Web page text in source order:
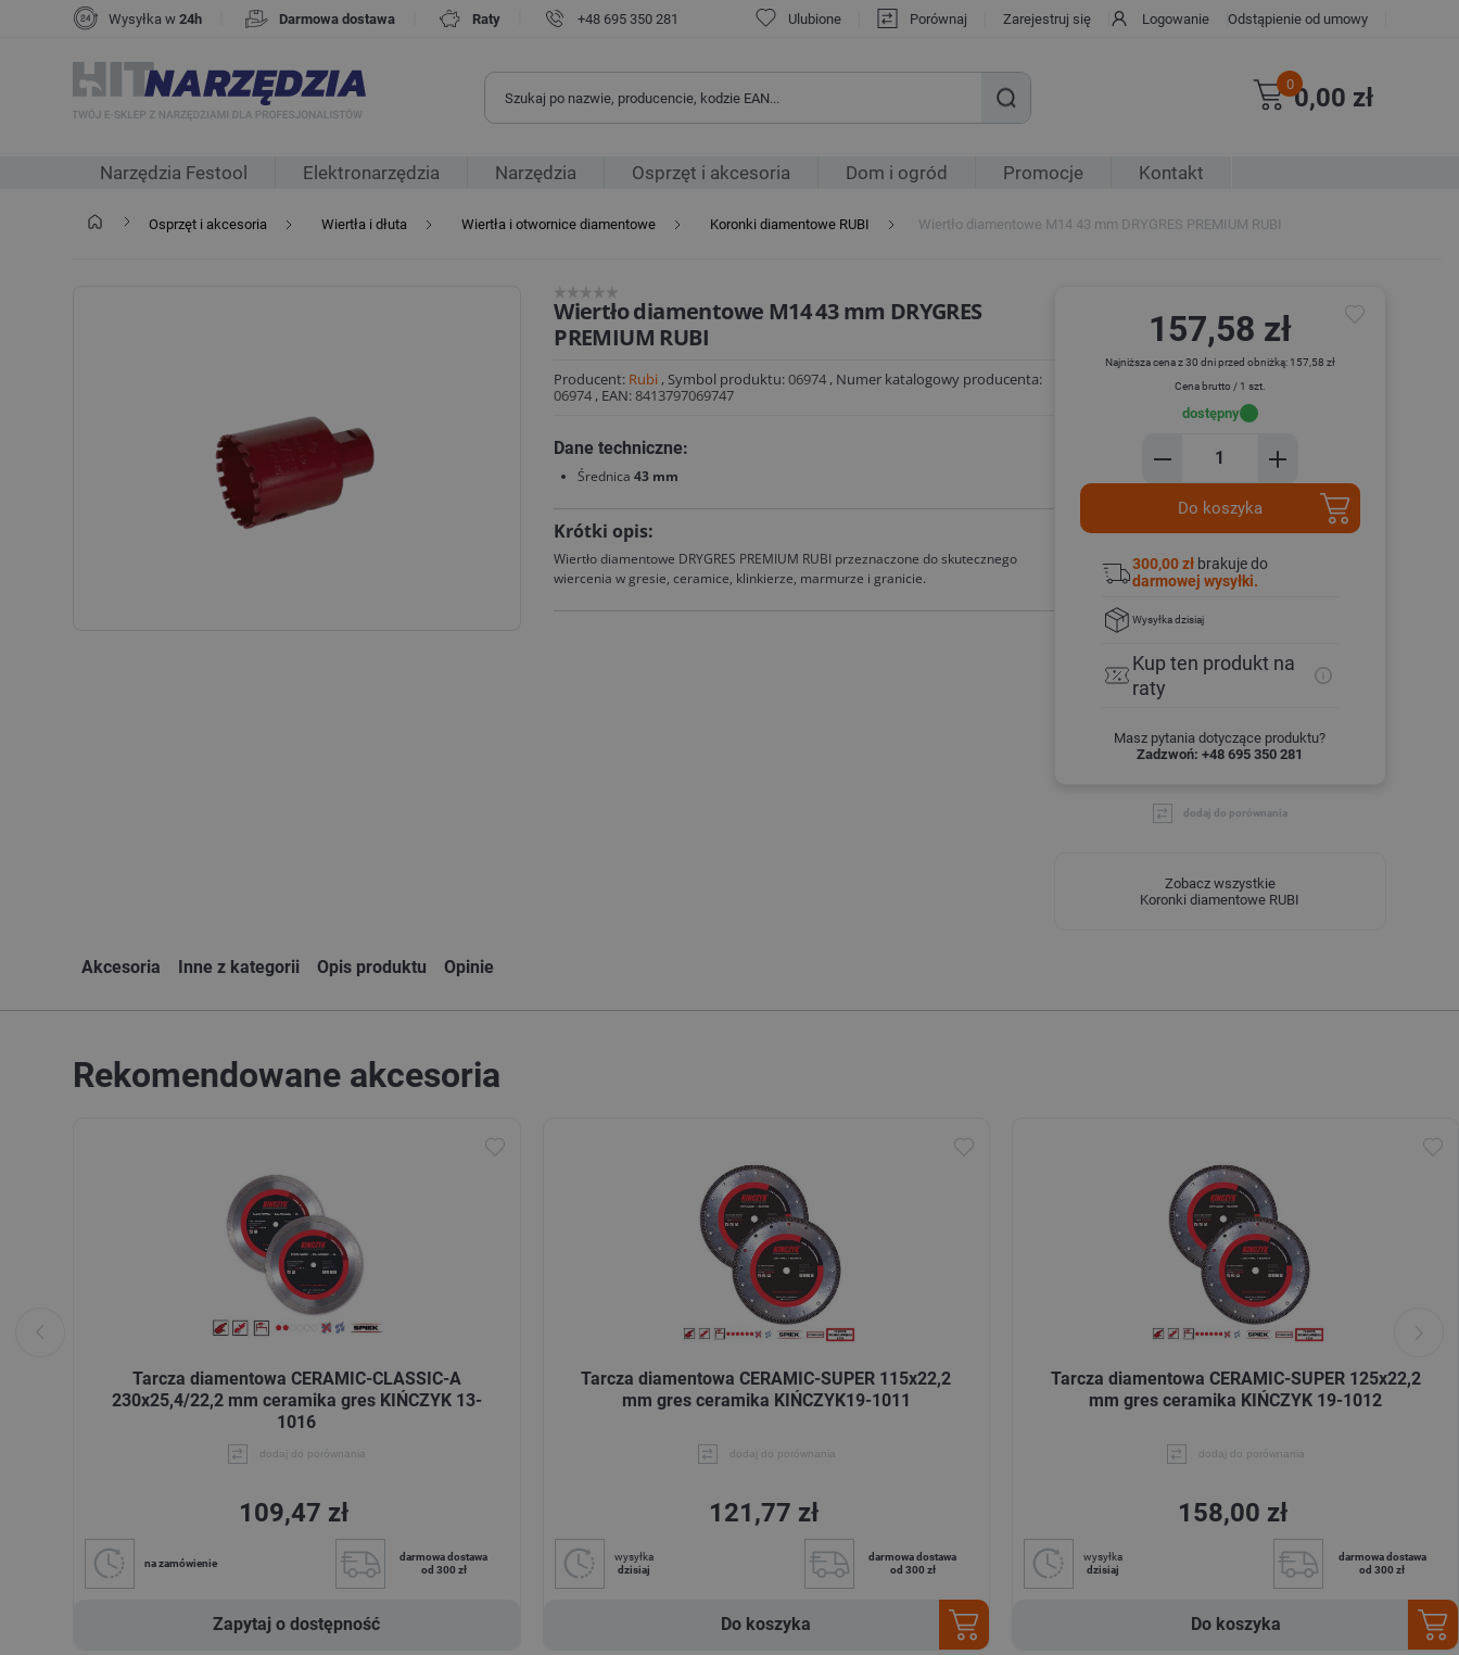
Wysyłka w24h Darmowa dostawa Raty +48 695 350 281 Ulubione Porównaj Zarejestruj się Logowanie Odstąpienie od umowy
00,00 zł
Narzędzia Festool Elektronarzędzia Narzędzia Osprzęt i akcesoria Dom i ogród Promocje Kontakt
Osprzęt i akcesoria Wiertła i dłuta Wiertła i otwornice diamentowe Koronki diamentowe RUBI Wiertło diamentowe M14 43 mm DRYGRES PREMIUM RUBI
157,58 zł
Najniższa cena z 30 dni przed obniżką: 157,58 zł
Cena brutto / 1 szt.
dostępny
Do koszyka
300,00 złbrakuje do
darmowej wysyłki.
Wysyłkadzisiaj
Kup ten produkt na
raty
Masz pytania dotyczące produktu?
Zadzwoń: +48 695 350 281
dodaj do porównania
Zobacz wszystkie
Koronki diamentowe RUBI
Wiertło diamentowe M14 43 mm DRYGRES
PREMIUM RUBI
Producent: Rubi , Symbol produktu:06974 , Numer katalogowy producenta:
06974 , EAN:8413797069747
Dane techniczne:
Średnica43 mm
Krótki opis:
Wiertło diamentowe DRYGRES PREMIUM RUBI przeznaczone do skutecznego
wiercenia w gresie, ceramice, klinkierze, marmurze i granicie.
Akcesoria Inne z kategorii Opis produktu Opinie
Rekomendowane akcesoria
Tarcza diamentowa CERAMIC-CLASSIC-A
230x25,4/22,2 mm ceramika gres KIŃCZYK 13-
1016
dodaj do porównania
109,47 zł
na zamówienie
darmowa dostawa
od 300 zł
Zapytaj o dostępność
Tarcza diamentowa CERAMIC-SUPER 115x22,2
mm gres ceramika KIŃCZYK19-1011
dodaj do porównania
121,77 zł
wysyłka
dzisiaj
darmowa dostawa
od 300 zł
Do koszyka
Tarcza diamentowa CERAMIC-SUPER 125x22,2
mm gres ceramika KIŃCZYK 19-1012
dodaj do porównania
158,00 zł
wysyłka
dzisiaj
darmowa dostawa
od 300 zł
Do koszyka